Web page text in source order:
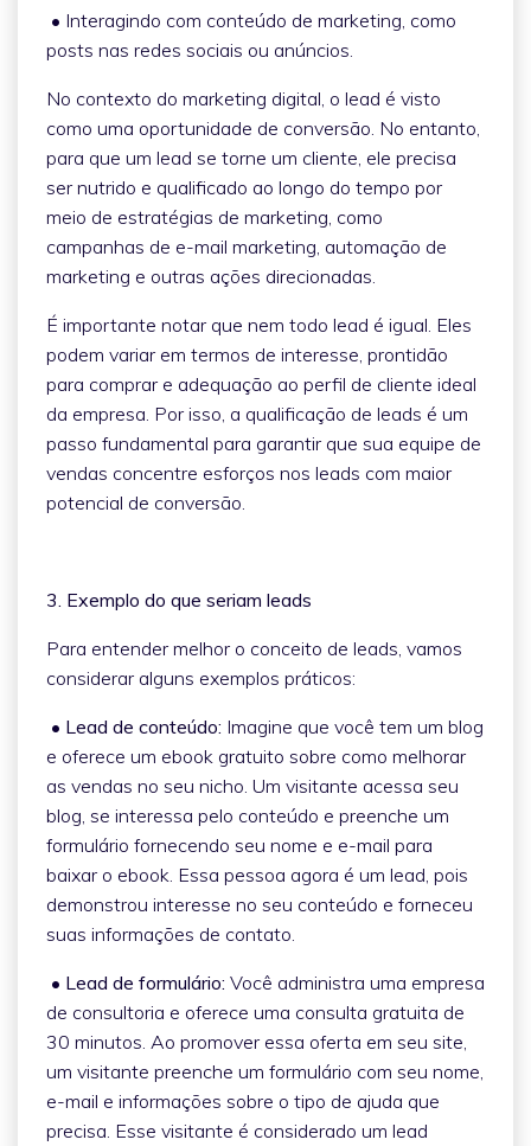
• Interagindo com conteúdo de marketing, como
posts nas redes sociais ou anúncios.
No contexto do marketing digital, o lead é visto
como uma oportunidade de conversão. No entanto,
para que um lead se torne um cliente, ele precisa
ser nutrido e qualificado ao longo do tempo por
meio de estratégias de marketing, como
campanhas de e-mail marketing, automação de
marketing e outras ações direcionadas.
É importante notar que nem todo lead é igual. Eles
podem variar em termos de interesse, prontidão
para comprar e adequação ao perfil de cliente ideal
da empresa. Por isso, a qualificação de leads é um
passo fundamental para garantir que sua equipe de
vendas concentre esforços nos leads com maior
potencial de conversão.
3. Exemplo do que seriam leads
Para entender melhor o conceito de leads, vamos
considerar alguns exemplos práticos:
• Lead de conteúdo: Imagine que você tem um blog
e oferece um ebook gratuito sobre como melhorar
as vendas no seu nicho. Um visitante acessa seu
blog, se interessa pelo conteúdo e preenche um
formulário fornecendo seu nome e e-mail para
baixar o ebook. Essa pessoa agora é um lead, pois
demonstrou interesse no seu conteúdo e forneceu
suas informações de contato.
• Lead de formulário: Você administra uma empresa
de consultoria e oferece uma consulta gratuita de
30 minutos. Ao promover essa oferta em seu site,
um visitante preenche um formulário com seu nome,
e-mail e informações sobre o tipo de ajuda que
precisa. Esse visitante é considerado um lead